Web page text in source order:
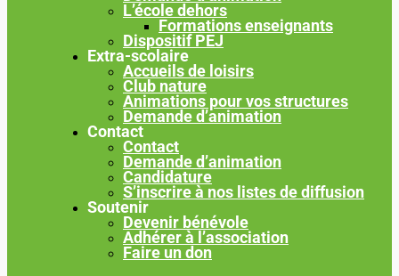
L’école dehors
Formations enseignants
Dispositif PEJ
Extra-scolaire
Accueils de loisirs
Club nature
Animations pour vos structures
Demande d’animation
Contact
Contact
Demande d’animation
Candidature
S’inscrire à nos listes de diffusion
Soutenir
Devenir bénévole
Adhérer à l’association
Faire un don